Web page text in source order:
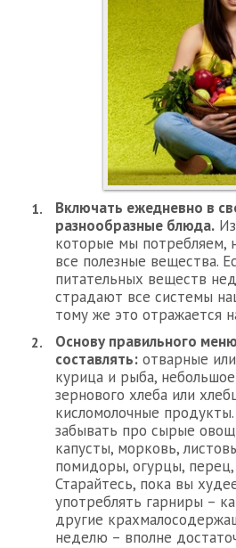
Включать ежедневно в
разнообразные блюда.
которые мы потребляем,
все полезные вещества.
питательных веществ
страдают все системы
тому же это отражается
Основу правильного
составлять: отварные
курица и рыба,
зернового хлеба или
кисломолочные
забывать про сырые
капусты, морковь,
помидоры, огурцы,
Старайтесь, пока вы
употреблять гарниры –
другие
неделю – вполне